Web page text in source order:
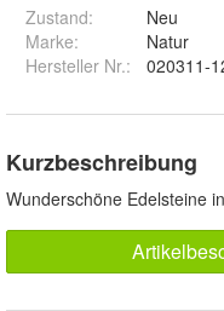
Zustand:
Neu
Marke:
Natur
Hersteller Nr.:
020311-
Kurzbeschreibung
Wunderschöne Edelsteine